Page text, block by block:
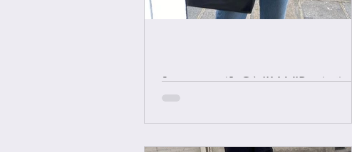
[중요공지] ONLY VIP 샤넬 +
에르메스 올수공